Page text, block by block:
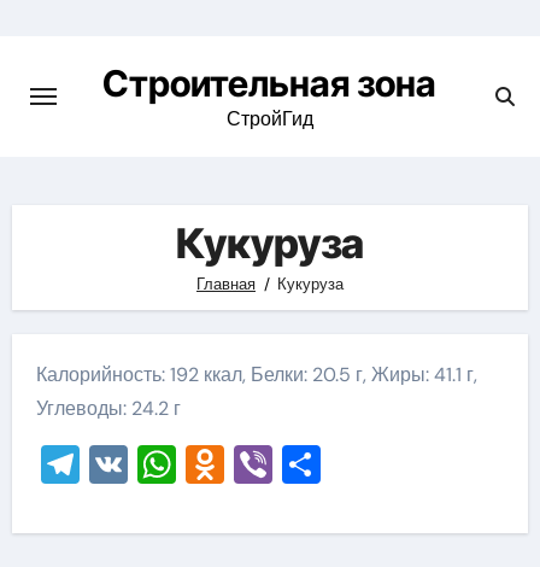
content
Строительная зона
СтройГид
Кукуруза
Главная Кукуруза
Калорийность: 192 ккал, Белки: 20.5 г, Жиры: 41.1 г,
Углеводы: 24.2 г
Telegram
VKWhatsApp
Odnoklassniki
ViberОтправить